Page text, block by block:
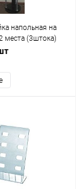
напольная на
места (3штока)